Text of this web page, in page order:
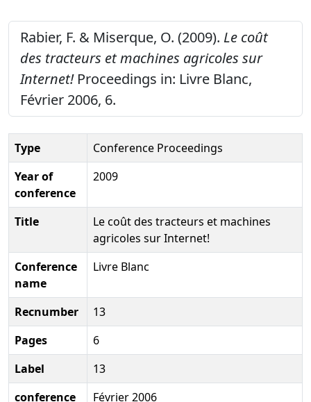
Rabier, F. & Miserque, O. (2009). Le coût
des tracteurs et machines agricoles sur
Internet!Proceedings in: Livre Blanc,
Février 2006, 6.
Type
Conference Proceedings
Year of
conference
2009
Title
Le coût des tracteurs et machines
agricoles sur Internet!
Conference
name
Livre Blanc
Recnumber
13
Pages
6
Label
13
conference
Février 2006